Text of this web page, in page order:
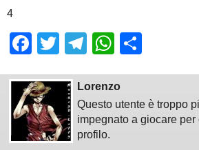
4
Facebook
TwitterTelegram
Lorenzo
Questo utente è troppo
impegnato a giocare
profilo.